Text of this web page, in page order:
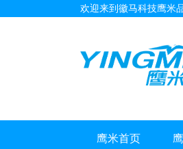
欢迎来到徽马科技鹰米
鹰米首页